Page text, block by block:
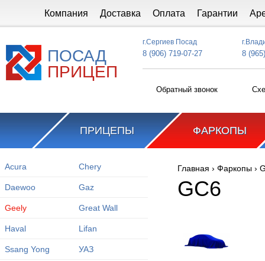
Компания Доставка Оплата Гарантии
ПОСАД
ПРИЦЕП
г.Сергиев Посад
8 (906) 719-07-27 8
Обратный звонок
ПРИЦЕПЫ ФАРКОПЫ
Acura Chery
Daewoo Gaz
Geely Great Wall
Haval Lifan
Ssang Yong УАЗ
Вы здесь
Главная › Фаркопы ›
GC6